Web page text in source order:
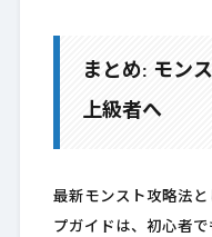
まとめ: モン
上級者へ
最新モンスト攻略法
プガイドは、初心者